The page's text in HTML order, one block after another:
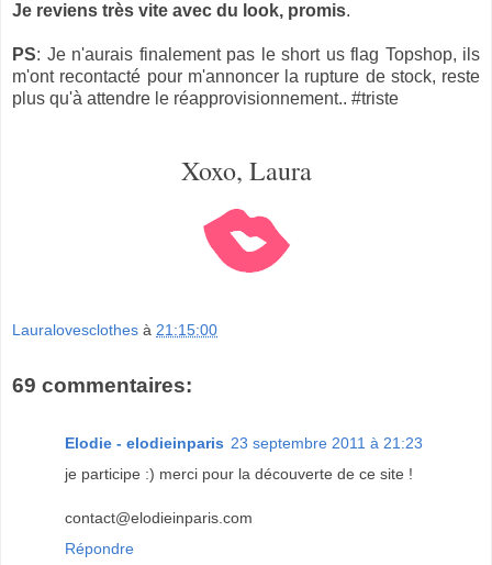
Je reviens très vite avec du look, promis.
PS: Je n'aurais finalement pas le short us flag Topshop, ils
m'ont recontacté pour m'annoncer la rupture de stock, reste
plus qu'à attendre le réapprovisionnement.. #triste
Xoxo, Laura
Lauralovesclothes à 21:15:00
69 commentaires:
Elodie - elodieinparis 23 septembre 2011 à 21:23
je participe :) merci pour la découverte de ce site !
contact@elodieinparis.com
Répondre